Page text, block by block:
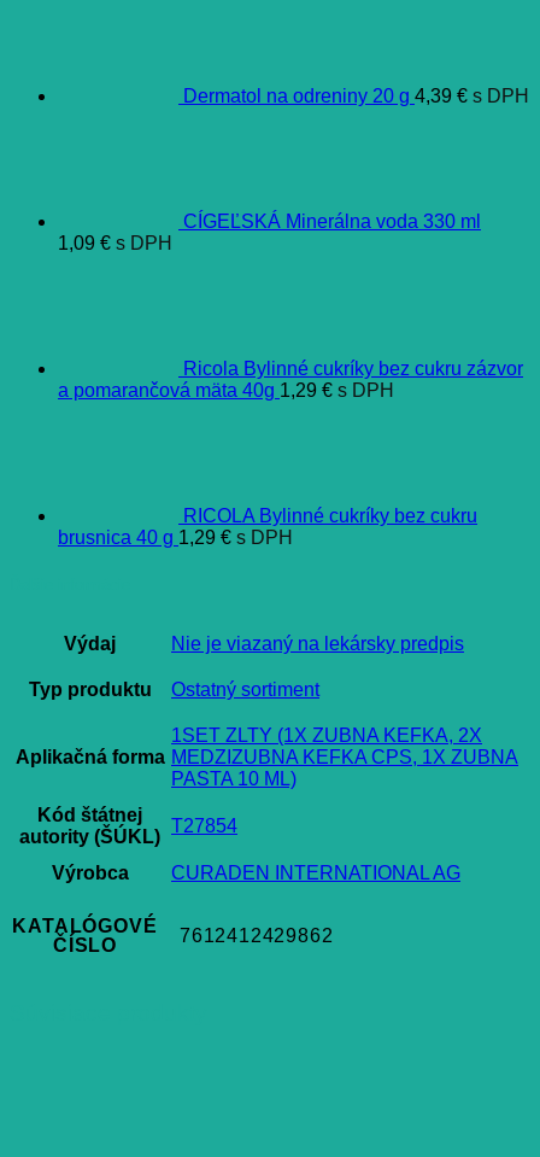
Dermatol na odreniny 20 g 4,39 € s DPH
CÍGEĽSKÁ Minerálna voda 330 ml
1,09 € s DPH
Ricola Bylinné cukríky bez cukru zázvor
a pomarančová mäta 40g 1,29 € s DPH
RICOLA Bylinné cukríky bez cukru
brusnica 40 g 1,29 € s DPH
Výdaj Nie je viazaný na lekársky predpis
Typ produktu Ostatný sortiment
Aplikačná forma
1SET ZLTY (1X ZUBNA KEFKA, 2X
MEDZIZUBNA KEFKA CPS, 1X ZUBNA
PASTA 10 ML)
Kód štátnej
autority (ŠÚKL)
T27854
Výrobca CURADEN INTERNATIONAL AG
KATALÓGOVÉ
ČÍSLO
7612412429862